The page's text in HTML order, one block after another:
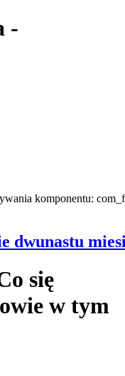
-
komponentu:
dwunastu
się
w tym